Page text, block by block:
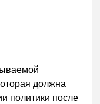
должна
политики после